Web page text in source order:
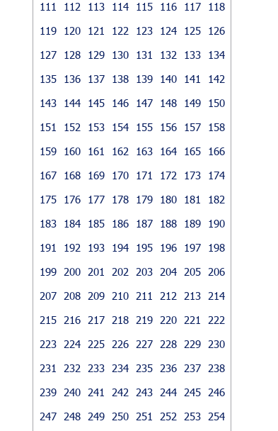
111
112 113 114 115 116 117
118
119
120 121 122 123 124 125
126
127
128 129 130 131 132 133
134
135
136 137 138 139 140 141
142
143
144 145 146 147 148 149
150
151
152 153 154 155 156 157
158
159
160 161 162 163 164 165
166
167
168 169 170 171 172 173
174
175
176 177 178 179 180 181
182
183
184 185 186 187 188 189
190
191
192 193 194 195 196 197
198
199
200 201 202 203 204 205
206
207
208 209 210 211 212 213
214
215
216 217 218 219 220 221
222
223
224 225 226 227 228 229
230
231
232 233 234 235 236 237
238
239
240 241 242 243 244 245
246
247
248 249 250 251 252 253 254